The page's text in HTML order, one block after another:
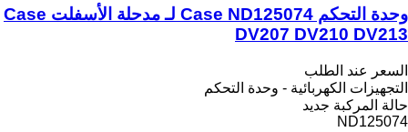
وحدة التحكم Case ND125074 لـ مدحلة الأسفلت Case
DV207 DV210 DV213
السعر عند الطلب
التجهيزات الكهربائية - وحدة التحكم
حالة المركبة جديد
ND125074